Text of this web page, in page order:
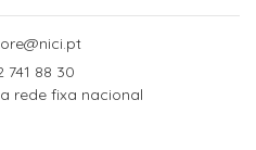
741 88 30
rede fixa nacional